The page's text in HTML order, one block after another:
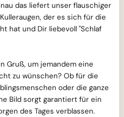
das liefert unser flauschiger
der es sich für die
hat und Dir liebevoll "Schlaf
Gruß, um jemandem eine
zu wünschen? Ob für die
oder die ganze
Bild sorgt garantiert für ein
des Tages verblassen.